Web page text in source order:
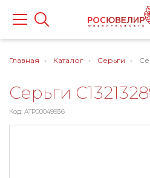
Главная Каталог Серьги
Серьги
Код: ATP00049936